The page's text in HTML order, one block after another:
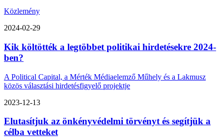
Közlemény
2024-02-29
Kik költötték a legtöbbet politikai hirdetésekre 2024-
ben?
A Political Capital, a Mérték Médiaelemző Műhely és a Lakmusz
közös választási hirdetésfigyelő projektje
2023-12-13
Elutasítjuk az önkényvédelmi törvényt és segítjük a
célba vetteket